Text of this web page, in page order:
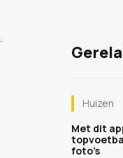
Huizen
Met dit
foto’s